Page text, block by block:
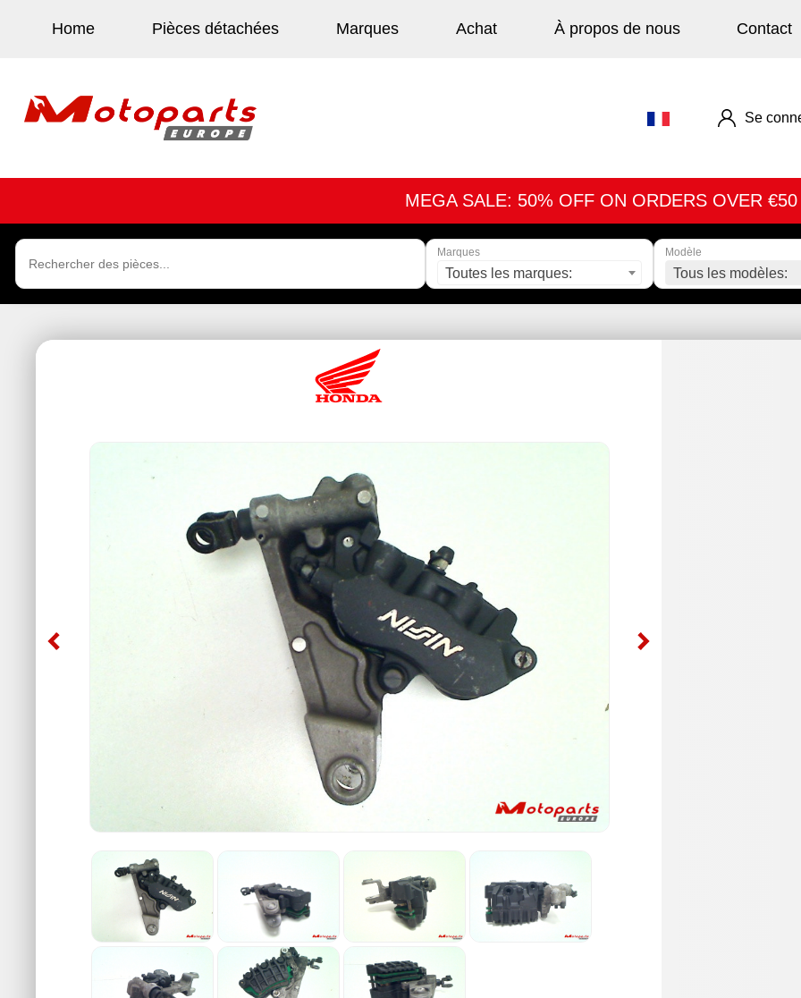
Home Pièces détachées Marques Achat À propos de nous Contact
Se
MEGA SALE: 50% OFF ON ORDERS OVER €50
Marques
Toutes les marques:
Modèle
Tous les modèles: